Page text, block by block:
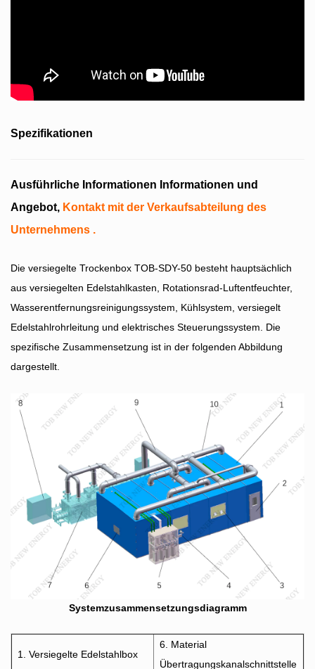
Spezifikationen
Ausführliche Informationen Informationen und
Angebot, Kontakt mit der Verkaufsabteilung des
Unternehmens .
Die versiegelte Trockenbox TOB-SDY-50 besteht hauptsächlich
aus versiegelten Edelstahlkasten, Rotationsrad-Luftentfeuchter,
Wasserentfernungsreinigungssystem, Kühlsystem, versiegelt
Edelstahlrohrleitung und elektrisches Steuerungssystem. Die
spezifische Zusammensetzung ist in der folgenden Abbildung
dargestellt.
Systemzusammensetzungsdiagramm
1. Versiegelte Edelstahlbox
6. Material
Übertragungskanalschnittstelle